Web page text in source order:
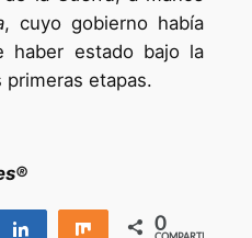
, cuyo gobierno había
haber estado bajo la
etapas.
Compartir Compartir
0